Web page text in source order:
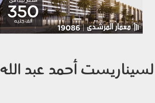
أحمد عبد الله